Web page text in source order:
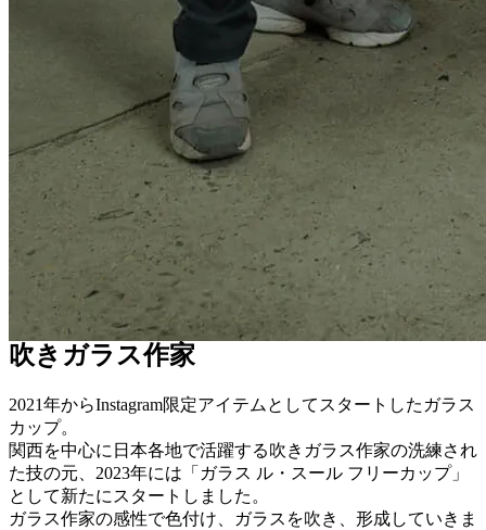
吹きガラス作家
2021年からInstagram限定アイテムとしてスタートしたガラス
カップ。
関西を中心に日本各地で活躍する吹きガラス作家の洗練され
た技の元、2023年には「ガラス ル・スール フリーカップ」
として新たにスタートしました。
ガラス作家の感性で色付け、ガラスを吹き、形成していきま